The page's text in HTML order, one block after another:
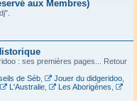
aux Membres)
: ses premières pages... Retour
de Séb, Jouer du didgeridoo,
L'Australie, Les Aborigènes